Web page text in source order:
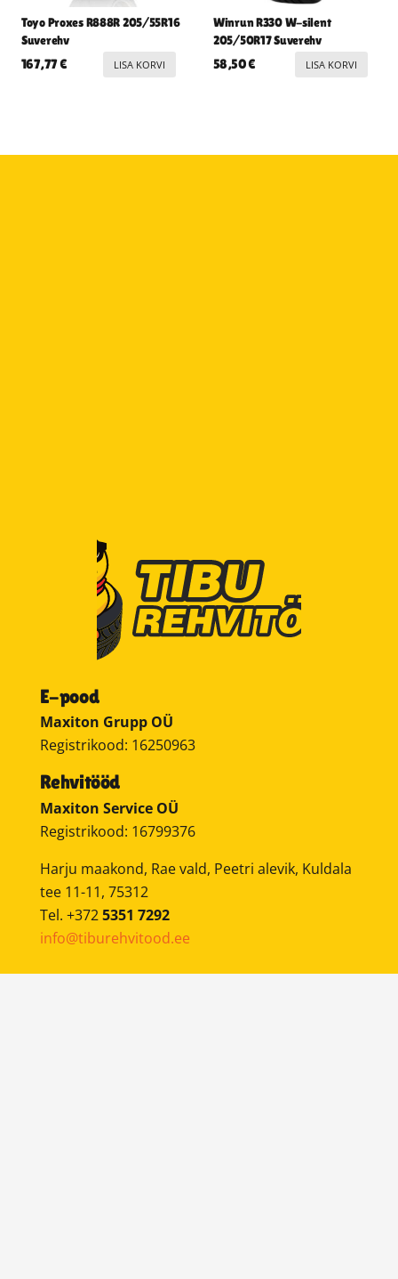
Toyo Proxes R888R 205/55R16
Suverehv
167,77€ LISA KORVI
Winrun R330 W-silent
205/50R17 Suverehv
58,50€ LISA KORVI
E-pood
Maxiton Grupp OÜ
Registrikood: 16250963
Rehvitööd
Maxiton Service OÜ
Registrikood: 16799376
Harju maakond, Rae vald, Peetri alevik, Kuldala
tee 11-11, 75312
Tel. +3725351 7292
info@tiburehvitood.ee